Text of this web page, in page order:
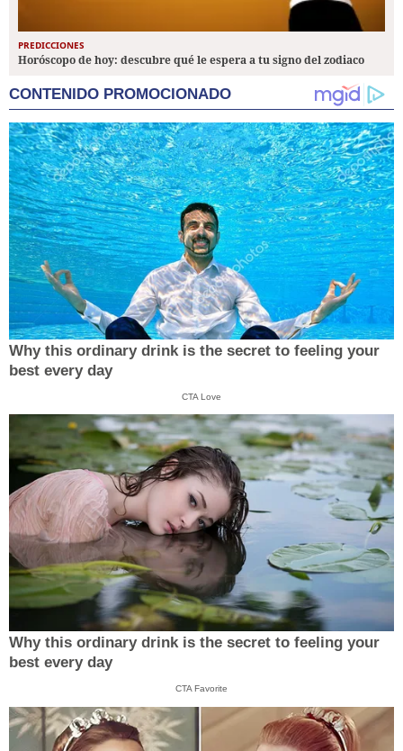
PREDICCIONES
Horóscopo de hoy: descubre qué le espera a tu signo del zodiaco
CONTENIDO PROMOCIONADO
Why this ordinary drink is the secret to feeling your
best every day
CTA Love
Why this ordinary drink is the secret to feeling your
best every day
CTA Favorite